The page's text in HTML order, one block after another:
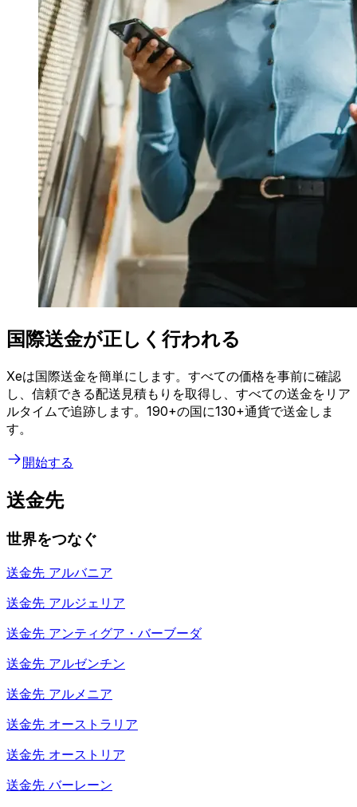
国際送金が正しく行われる
Xeは国際送金を簡単にします。すべての価格を事前に確認
し、信頼できる配送見積もりを取得し、すべての送金をリア
ルタイムで追跡します。190+の国に130+通貨で送金しま
す。
開始する
送金先
世界をつなぐ
送金先 アルバニア
送金先 アルジェリア
送金先 アンティグア・バーブーダ
送金先 アルゼンチン
送金先 アルメニア
送金先 オーストラリア
送金先 オーストリア
送金先 バーレーン